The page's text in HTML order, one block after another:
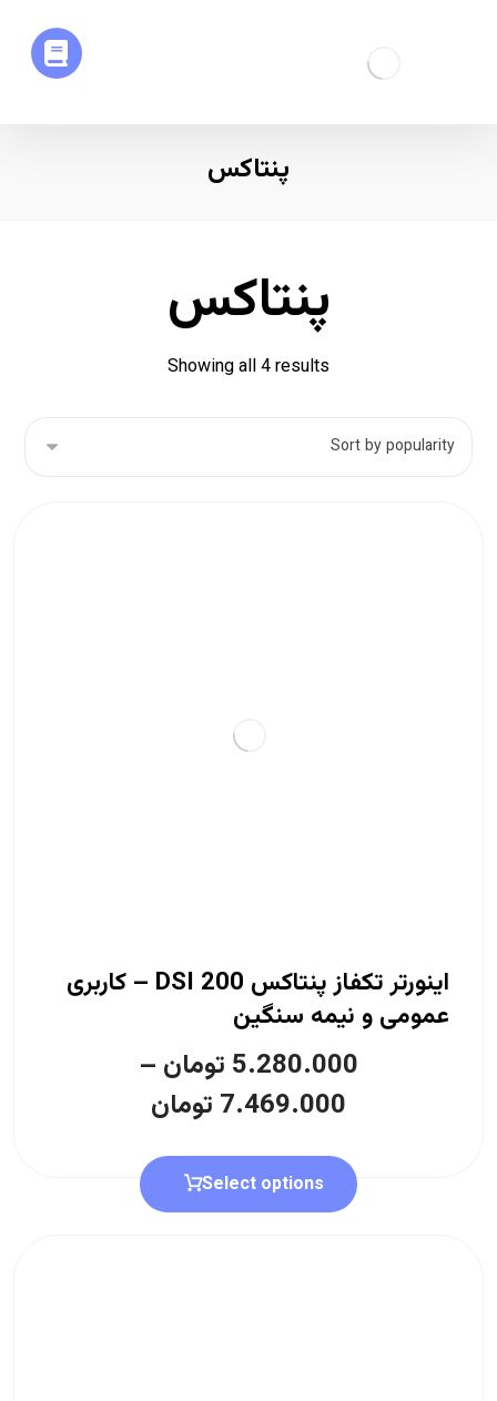
پنتاکس
پنتاکس
Showing all 4 results
اینورتر تکفاز پنتاکس DSI 200 – کاربری
عمومی و نیمه سنگین
5.280.000 تومان –
7.469.000 تومان
Select options